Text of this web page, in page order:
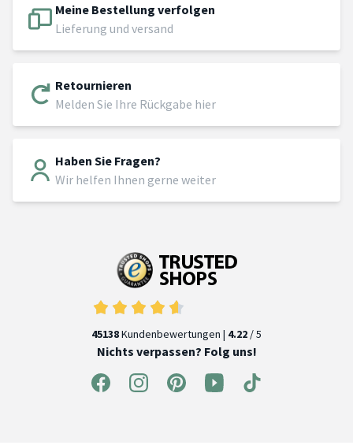
Meine Bestellung verfolgen
Lieferung und versand
Retournieren
Melden Sie Ihre Rückgabe hier
Haben Sie Fragen?
Wir helfen Ihnen gerne weiter
45138Kundenbewertungen | 4.22 / 5
Nichts verpassen? Folg uns!